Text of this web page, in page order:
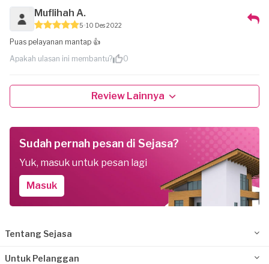
Muflihah A.
5 10 Des 2022
Puas pelayanan mantap 👍
Apakah ulasan ini membantu?
0
Review Lainnya
Sudah pernah pesan di Sejasa?
Yuk, masuk untuk pesan lagi
Masuk
Tentang Sejasa
Untuk Pelanggan